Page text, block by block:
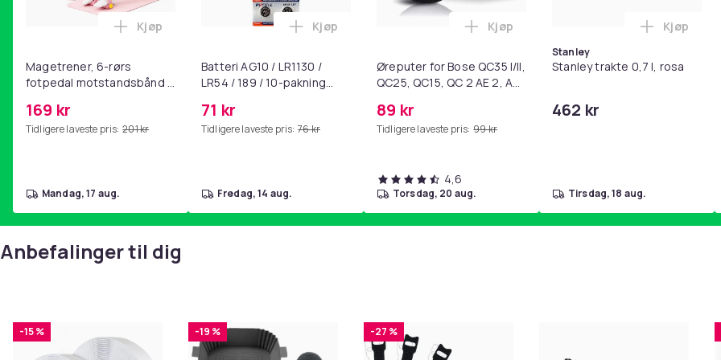
Magetrener, 6-rørs
fotpedal motstandsbånd -
yoga og
hjemmegymnastikk Pink
169 kr
Tidligere laveste pris: 201 kr
Legg Magetrener, 6-rørs fotpedal motstandsbånd - mage- og kjernetrening, yoga og
Kjøp
mandag, 17 aug.
Batteri AG10 / LR1130 /
LR54 / 189 / 10-pakning
71 kr
Tidligere laveste pris: 76 kr
Legg Batteri AG10 / LR1130 / LR54 / 189 / 10-pakning PKcell i
Kjøp
fredag, 14 aug.
Øreputer for Bose QC35 I/II,
QC25, QC15, QC 2 AE 2, AE
SoundLink Black
89 kr
Tidligere laveste pris: 99 kr
Legg Øreputer for Bose QC35 I/II, QC25,
Kjøp
4,6
torsdag, 20 aug.
Stanley
Stanley trakte 0,7 l, rosa
462 kr
Legg
Kjøp
tirsdag, 18 aug.
Anbefalinger til dig
-15 % -19 % -27 %